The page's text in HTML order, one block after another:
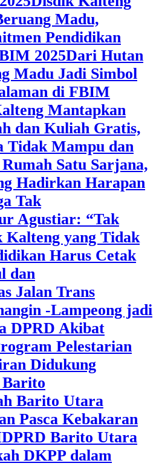
Madu,
Pendidikan
2025‎Dari Hutan
Madu Jadi Simbol
di FBIM
Mantapkan
dan Kuliah Gratis,
Tidak Mampu dan
Satu Sarjana,
Hadirkan Harapan
Tak
Agustiar: “Tak
Kalteng yang Tidak
Harus Cetak
dan
Jalan Trans
-Lampeong jadi
DPRD Akibat
Pelestarian
Didukung
Barito
Barito Utara
Pasca Kebakaran
DPRD Barito Utara
DKPP dalam